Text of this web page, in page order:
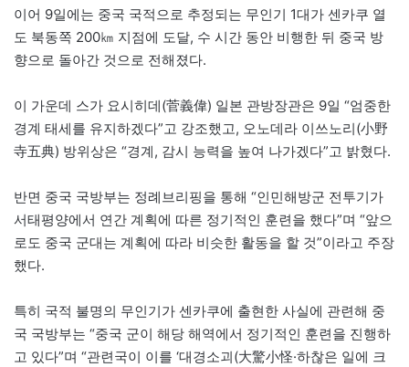
이어 9일에는 중국 국적으로 추정되는 무인기 1대가 센카쿠 열
도 북동쪽 200㎞ 지점에 도달, 수 시간 동안 비행한 뒤 중국 방
향으로 돌아간 것으로 전해졌다.
이 가운데 스가 요시히데(菅義偉) 일본 관방장관은 9일 “엄중한
경계 태세를 유지하겠다”고 강조했고, 오노데라 이쓰노리(小野
寺五典) 방위상은 “경계, 감시 능력을 높여 나가겠다”고 밝혔다.
반면 중국 국방부는 정례브리핑을 통해 “인민해방군 전투기가
서태평양에서 연간 계획에 따른 정기적인 훈련을 했다”며 “앞으
로도 중국 군대는 계획에 따라 비슷한 활동을 할 것”이라고 주장
했다.
특히 국적 불명의 무인기가 센카쿠에 출현한 사실에 관련해 중
국 국방부는 “중국 군이 해당 해역에서 정기적인 훈련을 진행하
고 있다”며 “관련국이 이를 ‘대경소괴(大驚小怪·하찮은 일에 크